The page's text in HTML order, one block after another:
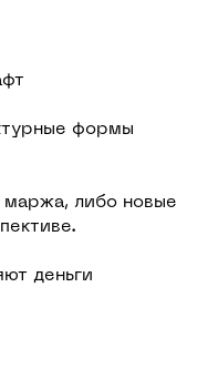
формы
маржа, либо новые
деньги